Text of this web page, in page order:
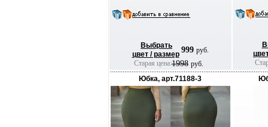
Выбрать
цвет / размер 999 руб.
Старая цена:1998 руб.
Юбка, арт.71188-3